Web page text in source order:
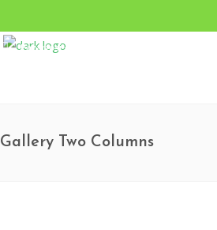
Pazartesi - Cumartesi 9.00 - 17.00 Pazar KAPALI
Gallery Two Columns